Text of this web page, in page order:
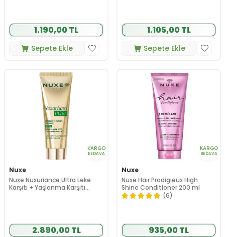
1.190,00 TL
Sepete Ekle
1.105,00 TL
Sepete Ekle
KARGO
BEDAVA
Nuxe
Nuxe Nuxuriance Ultra Leke
Karşıtı + Yaşlanma Karşıtı
2.890,00 TL
KARGO
BEDAVA
Nuxe
Nuxe Hair Prodigieux High
Shine Conditioner 200 ml
(6)
935,00 TL